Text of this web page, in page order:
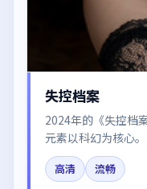
失控档案
2024年的《失控档
元素以科幻为核心
迪丽热巴、梁朝伟
发讨论。
高清
流畅